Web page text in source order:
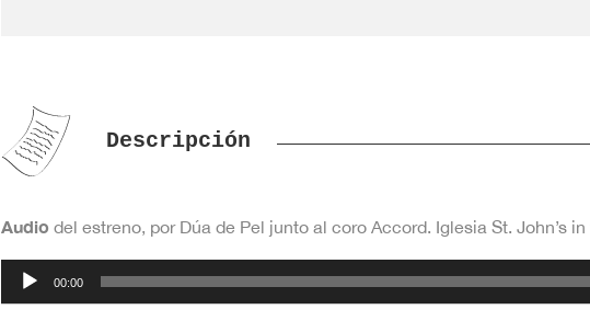
Descripción
Audio del estreno, por Dúa de Pel junto al coro Accord. Iglesia St. John’s in
Reproductor
de
00:00